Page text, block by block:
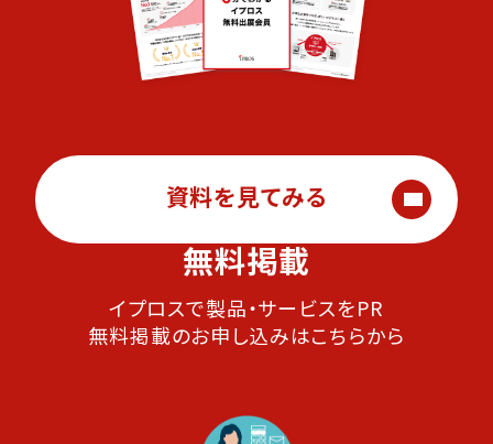
資料を見てみる
無料掲載
イプロスで製品・サービスをPR
無料掲載のお申し込みはこちらから